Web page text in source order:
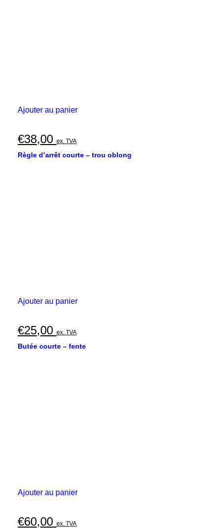
Ajouter au panier
€38,00 ex. TVA
Règle d’arrêt courte – trou oblong
Ajouter au panier
€25,00 ex. TVA
Butée courte – fente
Ajouter au panier
€60,00 ex. TVA